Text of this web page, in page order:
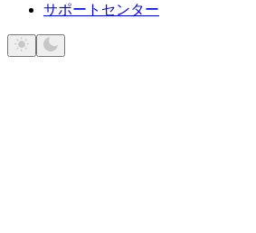
サポートセンター